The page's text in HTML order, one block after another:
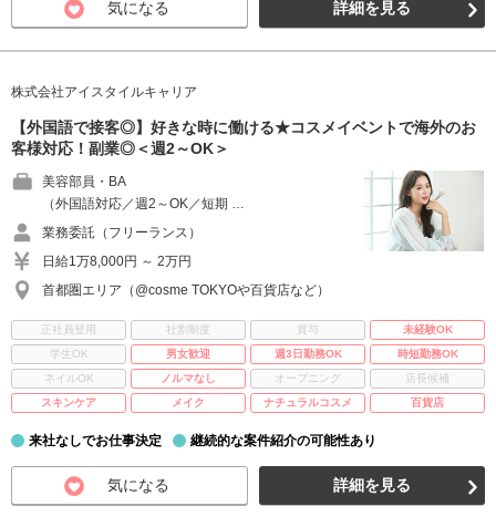
気になる 詳細を見る
株式会社アイスタイルキャリア
【外国語で接客◎】好きな時に働ける★コスメイベントで海外のお
客様対応！副業◎＜週2～OK＞
美容部員・BA
（外国語対応／週2～OK／短期 …
業務委託（フリーランス）
日給1万8,000円 ～ 2万円
首都圏エリア（@cosme TOKYOや百貨店など）
正社員登用 社割制度 賞与
未経験OK
学生OK
男女歓迎 週3日勤務OK
時短勤務OK
ネイルOK
ノルマなし オープニング
店長候補
スキンケア
メイク ナチュラルコスメ 百貨店
来社なしでお仕事決定 継続的な案件紹介の可能性あり
気になる 詳細を見る